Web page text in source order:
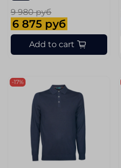
9 980 руб
6 875 руб
Add to cart
-17%